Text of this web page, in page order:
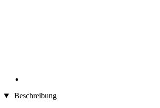
Beschreibung